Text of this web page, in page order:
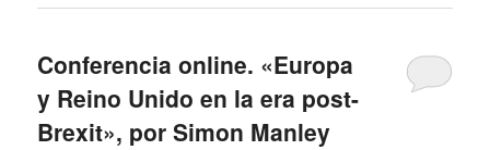
Conferencia online. «Europa
y Reino Unido en la era post-
Brexit», por Simon Manley